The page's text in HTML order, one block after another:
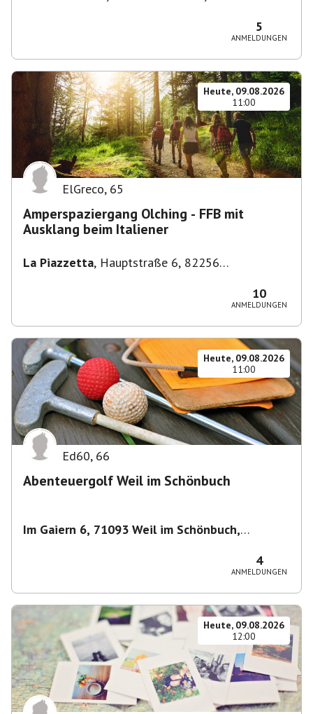
5
ANMELDUNGEN
Heute, 09.08.2026
11:00
ElGreco, 65
Amperspaziergang Olching - FFB mit
Ausklang beim Italiener
La Piazzetta, Hauptstraße 6, 82256
10
ANMELDUNGEN
Heute, 09.08.2026
11:00
Ed60, 66
Abenteuergolf Weil im Schönbuch
Im Gaiern 6, 71093 Weil im Schönbuch,
4
ANMELDUNGEN
Heute, 09.08.2026
12:00